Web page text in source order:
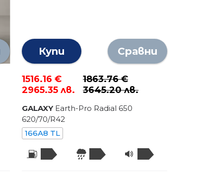
Купи Сравни
1516.16 €
2965.35 лв.
1863.76 €
3645.20 лв.
GALAXY Earth-Pro Radial 650
620/70/R42
166A8 TL